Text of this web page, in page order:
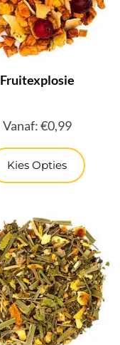
Fruitexplosie
Vanaf:€0,99
Kies Opties